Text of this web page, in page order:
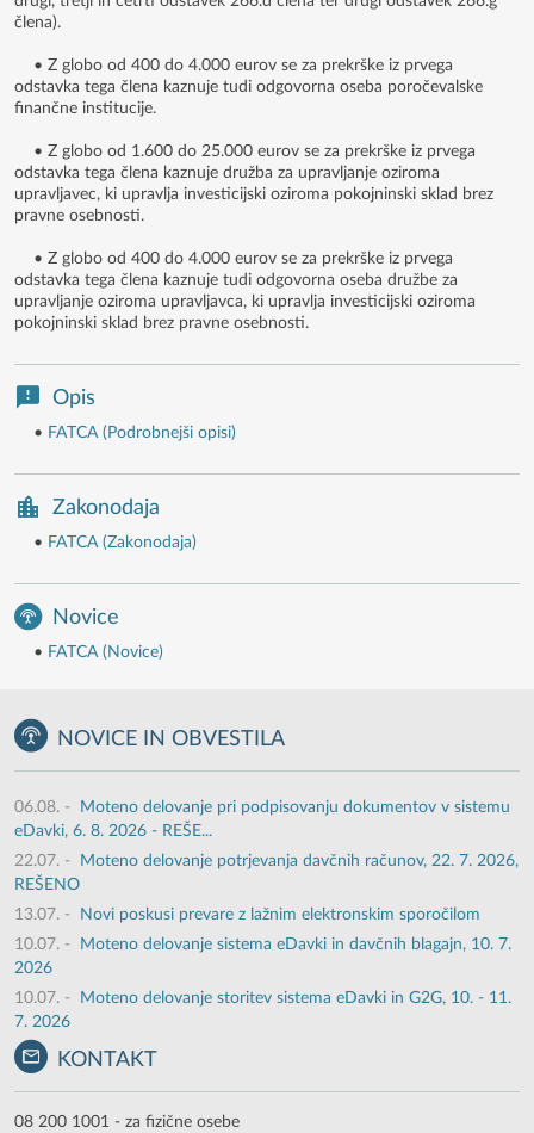
člena).
• Z globo od 400 do 4.000 eurov se za prekrške iz prvega
odstavka tega člena kaznuje tudi odgovorna oseba poročevalske
finančne institucije.
• Z globo od 1.600 do 25.000 eurov se za prekrške iz prvega
odstavka tega člena kaznuje družba za upravljanje oziroma
upravljavec, ki upravlja investicijski oziroma pokojninski sklad brez
pravne osebnosti.
• Z globo od 400 do 4.000 eurov se za prekrške iz prvega
odstavka tega člena kaznuje tudi odgovorna oseba družbe za
upravljanje oziroma upravljavca, ki upravlja investicijski oziroma
pokojninski sklad brez pravne osebnosti.
Opis
• FATCA (Podrobnejši opisi)
Zakonodaja
• FATCA (Zakonodaja)
Novice
• FATCA (Novice)
NOVICE IN OBVESTILA
06.08. -
Moteno delovanje pri podpisovanju dokumentov v sistemu
eDavki, 6. 8. 2026 - REŠE...
22.07. -
Moteno delovanje potrjevanja davčnih računov, 22. 7. 2026,
REŠENO
13.07. -
Novi poskusi prevare z lažnim elektronskim sporočilom
10.07. -
Moteno delovanje sistema eDavki in davčnih blagajn, 10. 7.
2026
10.07. -
Moteno delovanje storitev sistema eDavki in G2G, 10. - 11.
7. 2026
KONTAKT
08 200 1001 - za fizične osebe